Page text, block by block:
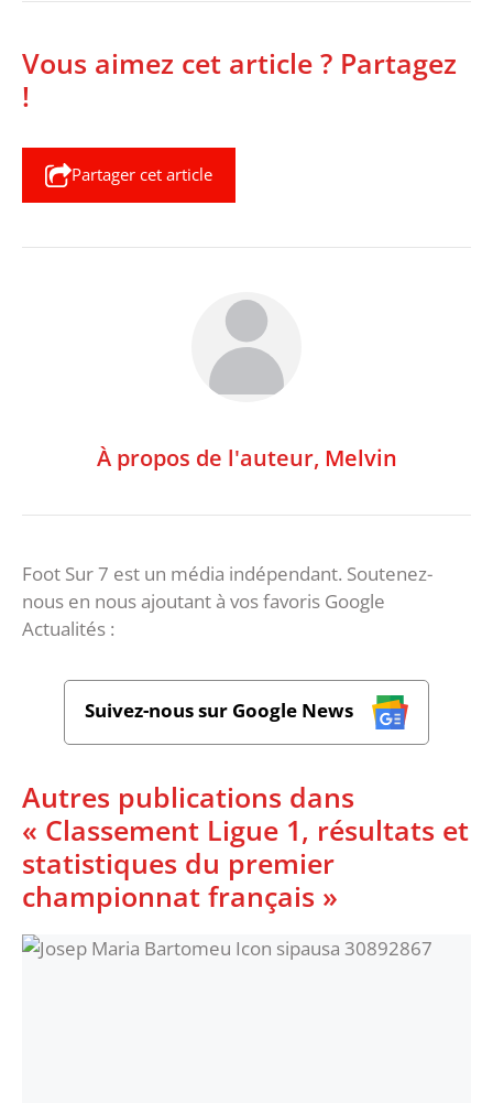
Vous aimez cet article ? Partagez
!
Partager cet article
À propos de l'auteur, Melvin
Foot Sur 7 est un média indépendant. Soutenez-
nous en nous ajoutant à vos favoris Google
Actualités :
Suivez-nous sur Google News
Autres publications dans
« Classement Ligue 1, résultats et
statistiques du premier
championnat français »